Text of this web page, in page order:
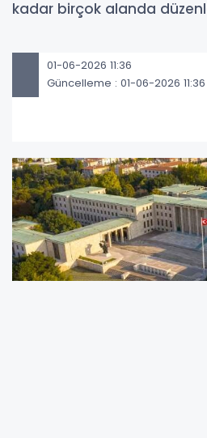
kadar birçok alanda
01-06-2026 11:36
Güncelleme : 01-06-2026 11:36